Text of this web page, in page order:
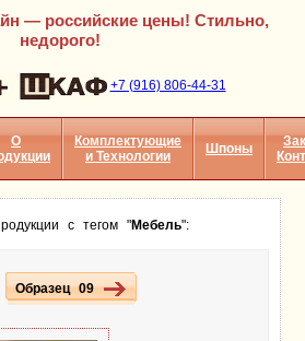
— российские цены! Стильно,
недорого!
+7 (916) 806-44-31
О
Комплектующие
и Технологии
Шпоны
с тегом "Мебель":
Образец 09